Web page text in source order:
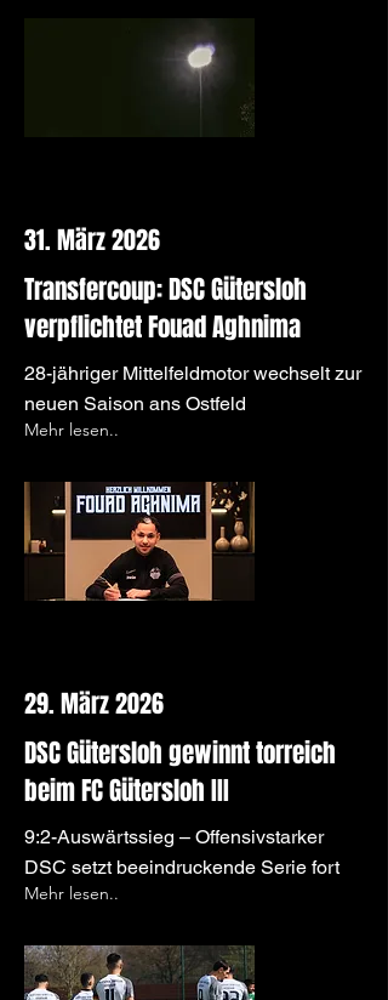
31. März 2026
Transfercoup: DSC Gütersloh
verpflichtet Fouad Aghnima
28-jähriger Mittelfeldmotor wechselt zur
neuen Saison ans Ostfeld
Mehr lesen..
29. März 2026
DSC Gütersloh gewinnt torreich
beim FC Gütersloh III
9:2-Auswärtssieg – Offensivstarker
DSC setzt beeindruckende Serie fort
Mehr lesen..